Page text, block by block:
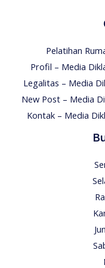
Pelatihan
Profil – Media
Legalitas – Media
New Post – Media
Kontak – Media